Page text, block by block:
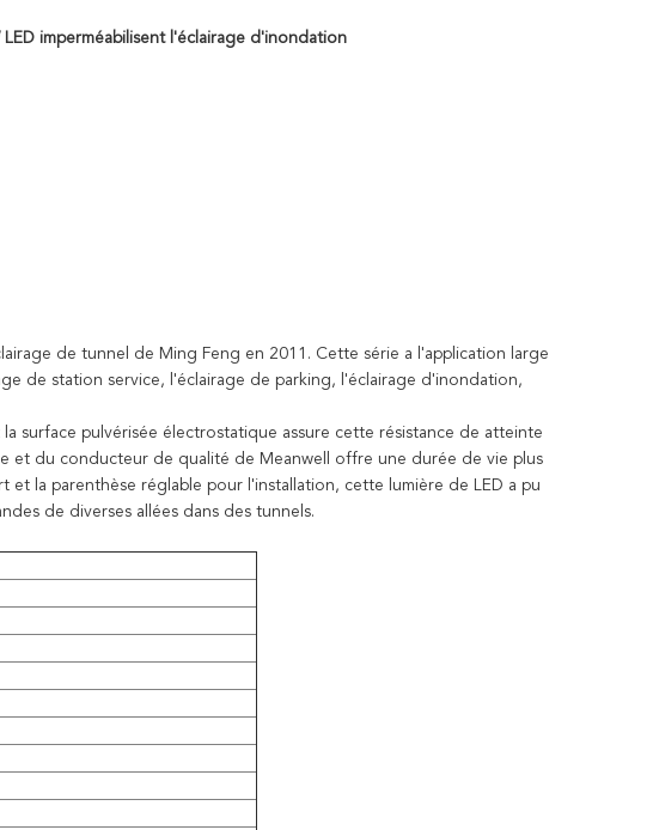
imperméabilisent l'éclairage d'inondation
de tunnel de Ming Feng en 2011. Cette série a l'application large
de station service, l'éclairage de parking, l'éclairage d'inondation,
surface pulvérisée électrostatique assure cette résistance de atteinte
et du conducteur de qualité de Meanwell offre une durée de vie plus
la parenthèse réglable pour l'installation, cette lumière de LED a pu
de diverses allées dans des tunnels.